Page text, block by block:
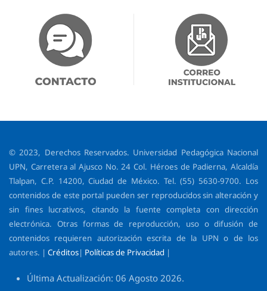
© 2023, Derechos Reservados. Universidad Pedagógica Nacional
UPN, Carretera al Ajusco No. 24 Col. Héroes de Padierna, Alcaldía
Tlalpan, C.P. 14200, Ciudad de México. Tel. (55) 5630-9700. Los
contenidos de este portal pueden ser reproducidos sin alteración y
sin fines lucrativos, citando la fuente completa con dirección
electrónica. Otras formas de reproducción, uso o difusión de
contenidos requieren autorización escrita de la UPN o de los
autores. | Créditos| Políticas de Privacidad |
Última Actualización: 06 Agosto 2026.